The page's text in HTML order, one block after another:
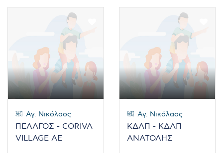
Αγ. Νικόλαος
ΠΕΛΑΓΟΣ - CORIVA
VILLAGE ΑΕ
Αγ. Νικόλαος
ΚΔΑΠ - ΚΔΑΠ
ΑΝΑΤΟΛΗΣ